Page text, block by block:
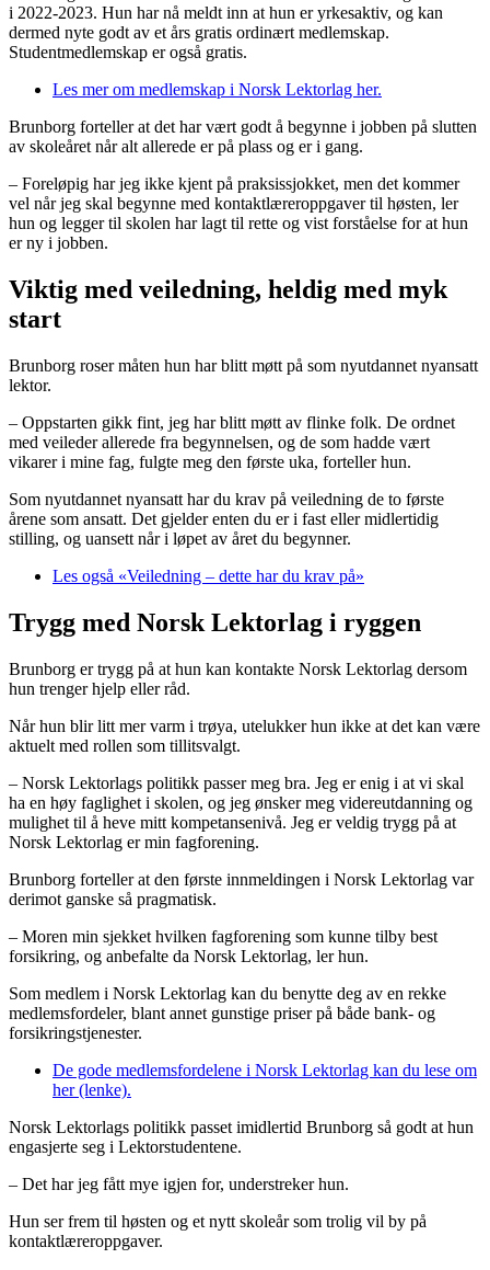
i 2022-2023. Hun har nå meldt inn at hun er yrkesaktiv, og kan
dermed nyte godt av et års gratis ordinært medlemskap.
Studentmedlemskap er også gratis.
Les mer om medlemskap i Norsk Lektorlag her.
Brunborg forteller at det har vært godt å begynne i jobben på slutten
av skoleåret når alt allerede er på plass og er i gang.
– Foreløpig har jeg ikke kjent på praksissjokket, men det kommer
vel når jeg skal begynne med kontaktlæreroppgaver til høsten, ler
hun og legger til skolen har lagt til rette og vist forståelse for at hun
er ny i jobben.
Viktig med veiledning, heldig med myk
start
Brunborg roser måten hun har blitt møtt på som nyutdannet nyansatt
lektor.
– Oppstarten gikk fint, jeg har blitt møtt av flinke folk. De ordnet
med veileder allerede fra begynnelsen, og de som hadde vært
vikarer i mine fag, fulgte meg den første uka, forteller hun.
Som nyutdannet nyansatt har du krav på veiledning de to første
årene som ansatt. Det gjelder enten du er i fast eller midlertidig
stilling, og uansett når i løpet av året du begynner.
Les også «Veiledning – dette har du krav på»
Trygg med Norsk Lektorlag i ryggen
Brunborg er trygg på at hun kan kontakte Norsk Lektorlag dersom
hun trenger hjelp eller råd.
Når hun blir litt mer varm i trøya, utelukker hun ikke at det kan være
aktuelt med rollen som tillitsvalgt.
– Norsk Lektorlags politikk passer meg bra. Jeg er enig i at vi skal
ha en høy faglighet i skolen, og jeg ønsker meg videreutdanning og
mulighet til å heve mitt kompetansenivå. Jeg er veldig trygg på at
Norsk Lektorlag er min fagforening.
Brunborg forteller at den første innmeldingen i Norsk Lektorlag var
derimot ganske så pragmatisk.
– Moren min sjekket hvilken fagforening som kunne tilby best
forsikring, og anbefalte da Norsk Lektorlag, ler hun.
Som medlem i Norsk Lektorlag kan du benytte deg av en rekke
medlemsfordeler, blant annet gunstige priser på både bank- og
forsikringstjenester.
De gode medlemsfordelene i Norsk Lektorlag kan du lese om
her (lenke).
Norsk Lektorlags politikk passet imidlertid Brunborg så godt at hun
engasjerte seg i Lektorstudentene.
– Det har jeg fått mye igjen for, understreker hun.
Hun ser frem til høsten og et nytt skoleår som trolig vil by på
kontaktlæreroppgaver.